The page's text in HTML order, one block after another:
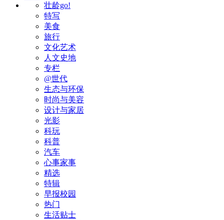
壮龄go!
特写
美食
旅行
文化艺术
人文史地
专栏
@世代
生态与环保
时尚与美容
设计与家居
光影
科玩
科普
汽车
心事家事
精选
特辑
早报校园
热门
生活贴士